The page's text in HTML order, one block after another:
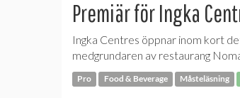
Premiär för Ingka
Ingka Centres öppnar inom kort
medgrundaren av restaurang
Pro Food & Beverage Måsteläsning